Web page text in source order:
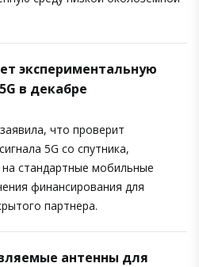
экспериментальную
в декабре
что проверит
5G со спутника,
стандартные мобильные
финансирования для
партнера.
антенны для